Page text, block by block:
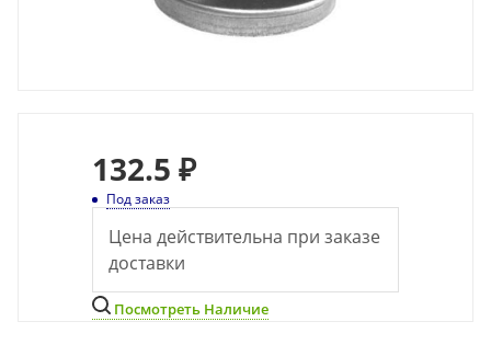
132.5 ₽
Под заказ
Цена действительна при заказе
доставки
Посмотреть Наличие